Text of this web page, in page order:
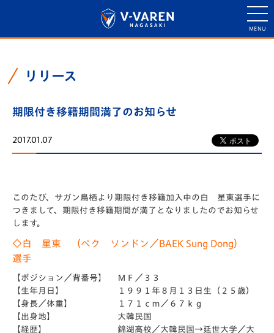
リリース
期限付き移籍期間満了のお知らせ
2017.01.07
このたび、サガン鳥栖より期限付き移籍加入中の白 星東選手に
つきまして、期限付き移籍期間が満了となりましたのでお知らせ
します。
◇白 星東 （ペク ソンドン／BAEK Sung Dong）
選手
【ポジション／背番号】 ＭＦ／３３
【生年月日】 １９９１年８月１３日生（２５歳）
【身長／体重】 １７１ｃｍ／６７ｋｇ
【出身地】 大韓民国
【経歴】 錦湖高校／大韓民国→延世大学／大